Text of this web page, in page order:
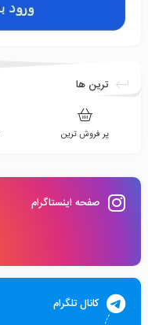
ترین ها
پر فروش ترین
صفحه اینستاگرام
کانال تلگرام